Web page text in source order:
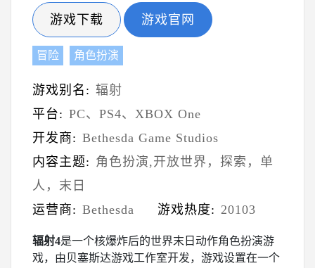
游戏下载 游戏官网
冒险 角色扮演
游戏别名: 辐射
平台: PC、PS4、XBOX One
开发商: Bethesda Game Studios
内容主题: 角色扮演,开放世界，探索，单
人，末日
运营商: Bethesda 游戏热度: 20103
辐射4是一个核爆炸后的世界末日动作角色扮演游
戏，由贝塞斯达游戏工作室开发，游戏设置在一个